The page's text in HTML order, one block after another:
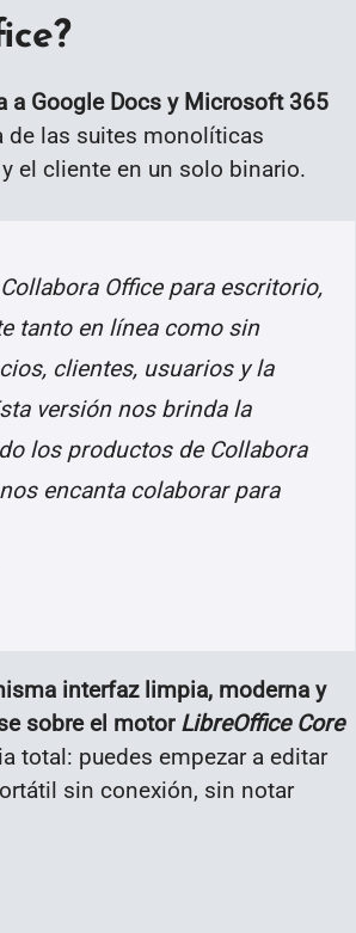
a Google Docs y Microsoft 365
de las suites monolíticas
el cliente en un solo binario.
Office para escritorio,
tanto en línea como sin
clientes, usuarios y la
versión nos brinda la
los productos de Collabora
encanta colaborar para
interfaz limpia, moderna y
sobre el motor LibreOffice Core
total: puedes empezar a editar
sin conexión, sin notar